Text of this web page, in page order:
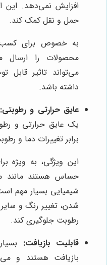
افزایش نمی‌دهد. این
حمل و نقل کمک کند.
به خصوص برای کسب
محصولات را ارسال
می‌تواند تاثیر قابل
داشته باشد.
عایق حرارتی و رطوبتی:
یک عایق حرارتی و
برابر تغییرات دما و
این ویژگی، به ویژه
حساس هستند مانند
شیمیایی بسیار مهم
شدن، تغییر رنگ و
رطوبت جلوگیری کند.
قابلیت بازیافت:
بازیافت هستند و